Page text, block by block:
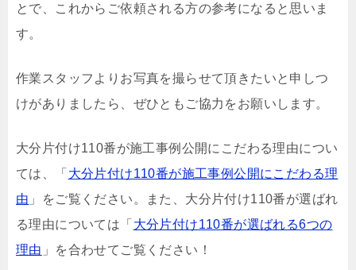
とで、これからご依頼される方の参考になると思いま
す。
作業スタッフよりお写真を撮らせて頂きたいと申しつ
けがありましたら、ぜひともご協力をお願いします。
大分片付け110番が施工事例公開にこだわる理由につい
ては、「 大分片付け110番が施工事例公開にこだわる理
由 」をご覧ください。また、大分片付け110番が選ばれ
る理由については「 大分片付け110番が選ばれる6つの
理由 」を合わせてご覧ください！